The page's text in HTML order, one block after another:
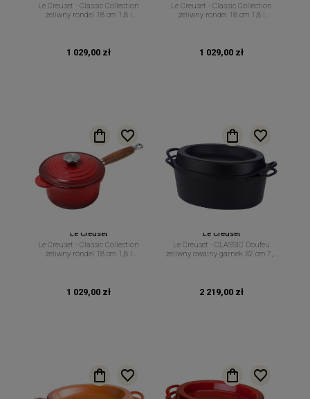
Le Creuset - Classic Collection
żeliwny rondel 18 cm 1,8 l
1 029,00 zł
Le Creuset - Classic Collection
żeliwny rondel 18 cm 1,8 l
1 029,00 zł
Le Creuset
Le Creuset - Classic Collection
żeliwny rondel 18 cm 1,8 l
1 029,00 zł
Le Creuset
Le Creuset - CLASSIC Doufeu
żeliwny owalny garnek 32 cm 7,2
2 219,00 zł